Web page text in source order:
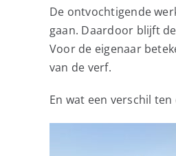
De ontvochtigende
gaan. Daardoor blijft
Voor de eigenaar
van de verf.
En wat een verschil